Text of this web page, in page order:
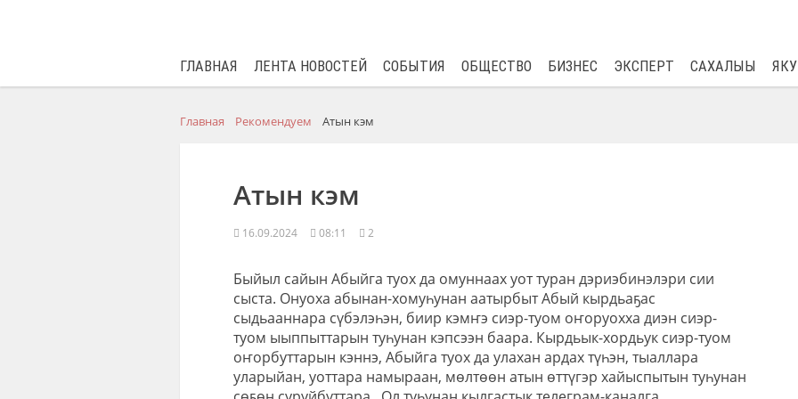
ГЛАВНАЯ ЛЕНТА НОВОСТЕЙ СОБЫТИЯ ОБЩЕСТВО БИЗНЕС ЭКСПЕРТ САХАЛЫЫ
Главная Рекомендуем Атын кэм
Атын кэм
16.09.2024 08:11 2
Быйыл сайын Абыйга туох да омуннаах уот туран дэриэбинэлэри сии
сыста. Онуоха абынан-хомуһунан аатырбыт Абый кырдьаҕас
сыдьааннара сүбэлэһэн, биир кэмҥэ сиэр-туом оҥоруохха диэн сиэр-
туом ыыппыттарын туһунан кэпсээн баара. Кырдьык-хордьук сиэр-туом
оҥорбуттарын кэннэ, Абыйга туох да улахан ардах түһэн, тыаллара
уларыйан, уоттара намыраан, мөлтөөн атын өттүгэр хайыспытын туһунан